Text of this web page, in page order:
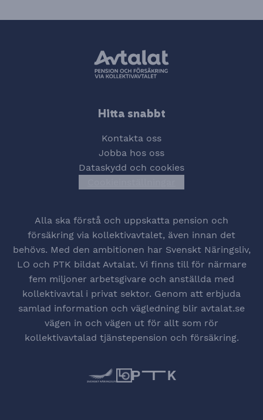
Hitta snabbt
Kontakta oss
Jobba hos oss
Dataskydd och cookies
Alla ska förstå och uppskatta pension och
försäkring via kollektivavtalet, även innan det
behövs. Med den ambitionen har Svenskt Näringsliv,
LO och PTK bildat Avtalat. Vi finns till för närmare
fem miljoner arbetsgivare och anställda med
kollektivavtal i privat sektor. Genom att erbjuda
samlad information och vägledning blir avtalat.se
vägen in och vägen ut för allt som rör
kollektivavtalad tjänstepension och försäkring.